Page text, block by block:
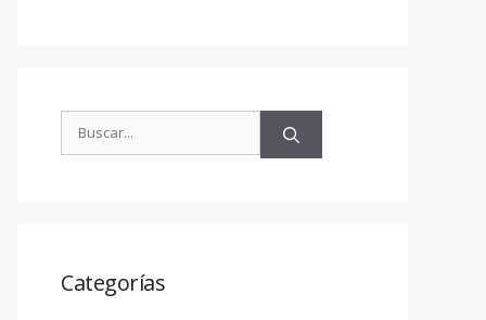
Categorías